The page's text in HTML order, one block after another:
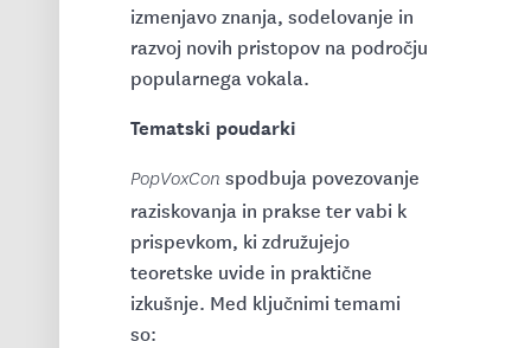
izmenjavo znanja, sodelovanje in
razvoj novih pristopov na področju
popularnega vokala.
Tematski poudarki
PopVoxCon spodbuja povezovanje
raziskovanja in prakse ter vabi k
prispevkom, ki združujejo
teoretske uvide in praktične
izkušnje. Med ključnimi temami
so: